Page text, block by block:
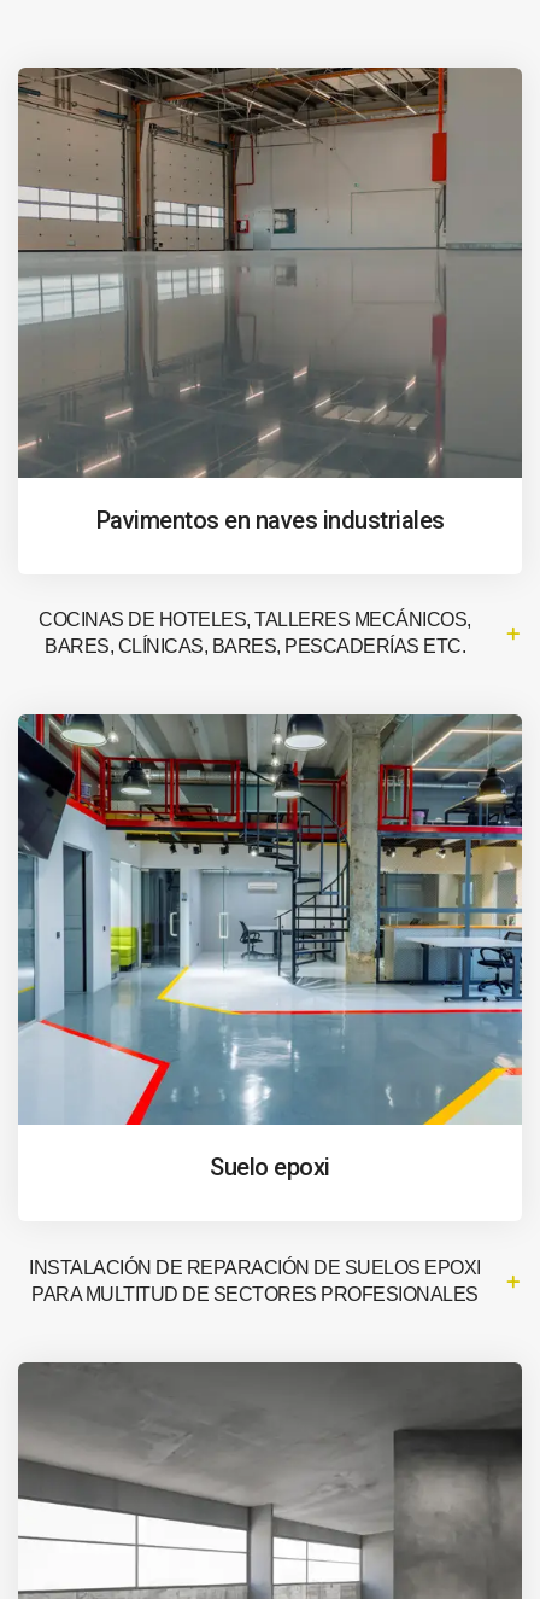
Pavimentos en naves industriales
COCINAS DE HOTELES, TALLERES MECÁNICOS,
BARES, CLÍNICAS, BARES, PESCADERÍAS ETC.
Suelo epoxi
INSTALACIÓN DE REPARACIÓN DE SUELOS EPOXI
PARA MULTITUD DE SECTORES PROFESIONALES